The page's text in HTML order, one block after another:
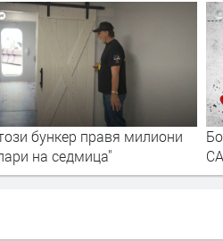
бункер правя милиони
на седмица"